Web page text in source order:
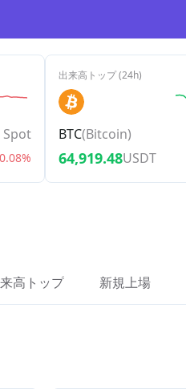
Spot
出来高トップ (24h)
BTC(Bitcoin)
64,919.48USDT
高トップ 新規上場